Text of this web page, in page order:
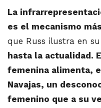
La
es el mecanismo
que Russ ilustra en
hasta la actualidad.
femenina alimenta,
Navajas, un
femenino que a su